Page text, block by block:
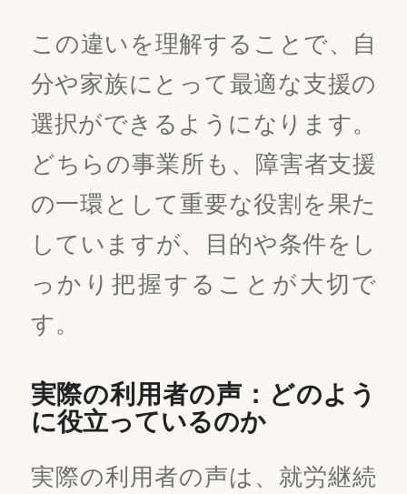
この違いを理解することで、自
分や家族にとって最適な支援の
選択ができるようになります。
どちらの事業所も、障害者支援
の一環として重要な役割を果た
していますが、目的や条件をし
っかり把握することが大切で
す。
実際の利用者の声：どのよう
に役立っているのか
実際の利用者の声は、就労継続